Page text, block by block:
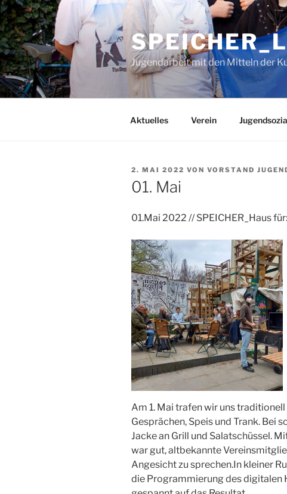
Zum
Inhalt
springen
Jugendarbeit mit den Mitteln der
Aktuelles Verein
VERÖFFENTLICHT
AM
2. MAI 2022 VON VORSTAND
01. Mai
01.Mai 2022 // SPEICHER_Haus
Am 1. Mai trafen wir uns
Gesprächen, Speis und Trank. Bei
Jacke an Grill und Salatschüssel.
war gut, altbekannte
Angesicht zu sprechen.In kleiner
die Programmierung des digitalen